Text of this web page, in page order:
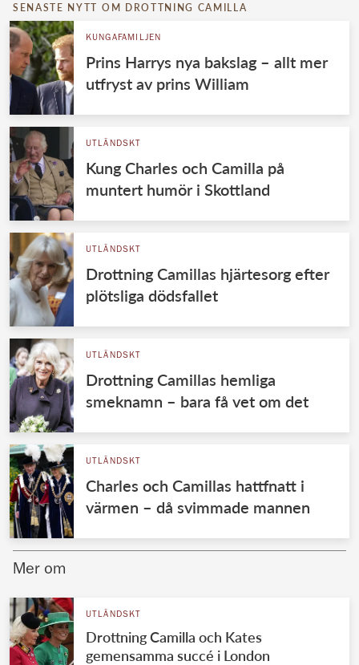
SENASTE NYTT OM DROTTNING CAMILLA
KUNGAFAMILJEN
Prins Harrys nya bakslag – allt mer
utfryst av prins William
UTLÄNDSKT
Kung Charles och Camilla på
muntert humör i Skottland
UTLÄNDSKT
Drottning Camillas hjärtesorg efter
plötsliga dödsfallet
UTLÄNDSKT
Drottning Camillas hemliga
smeknamn – bara få vet om det
UTLÄNDSKT
Charles och Camillas hattfnatt i
värmen – då svimmade mannen
Mer om
UTLÄNDSKT
Drottning Camilla och Kates
gemensamma succé i London